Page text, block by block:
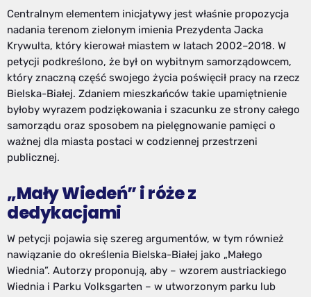
Centralnym elementem inicjatywy jest właśnie propozycja
nadania terenom zielonym imienia Prezydenta Jacka
Krywulta, który kierował miastem w latach 2002–2018. W
petycji podkreślono, że był on wybitnym samorządowcem,
który znaczną część swojego życia poświęcił pracy na rzecz
Bielska-Białej. Zdaniem mieszkańców takie upamiętnienie
byłoby wyrazem podziękowania i szacunku ze strony całego
samorządu oraz sposobem na pielęgnowanie pamięci o
ważnej dla miasta postaci w codziennej przestrzeni
publicznej.
„Mały Wiedeń” i róże z
dedykacjami
W petycji pojawia się szereg argumentów, w tym również
nawiązanie do określenia Bielska-Białej jako „Małego
Wiednia”. Autorzy proponują, aby – wzorem austriackiego
Wiednia i Parku Volksgarten – w utworzonym parku lub